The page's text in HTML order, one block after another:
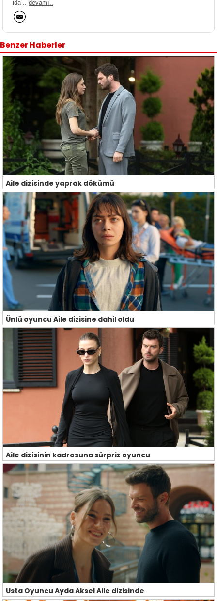
ida .. devamı..
Benzer Haberler
Aile dizisinde yaprak dökümü
Ünlü oyuncu Aile dizisine dahil oldu
Aile dizisinin kadrosuna sürpriz oyuncu
Usta Oyuncu Ayda Aksel Aile dizisinde